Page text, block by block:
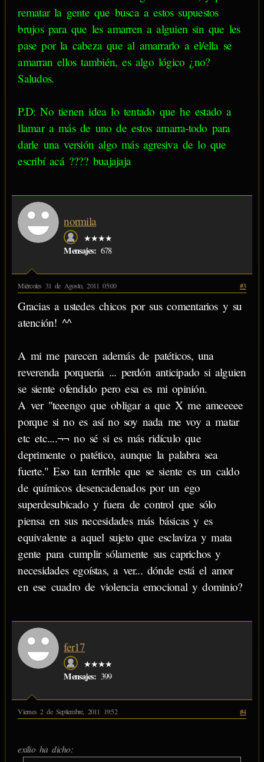
rematar la gente que busca a estos supuestos
brujos para que les amarren a alguien sin que les
pase por la cabeza que al amarrarlo a el/ella se
amarran ellos también, es algo lógico ¿no?
Saludos.
P.D: No tienen idea lo tentado que he estado a
llamar a más de uno de estos amarra-todo para
darle una versión algo más agresiva de lo que
escribí acá ???? buajajaja
normila
★★★★
Mensajes: 678
Miércoles 31 de Agosto, 2011 05:00 #3
Gracias a ustedes chicos por sus comentarios y su
atención! ^^
A mi me parecen además de patéticos, una
reverenda porquería ... perdón anticipado si alguien
se siente ofendido pero esa es mi opinión.
A ver "teeengo que obligar a que X me ameeeee
porque si no es así no soy nada me voy a matar
etc etc....¬¬ no sé si es más ridículo que
deprimente o patético, aunque la palabra sea
fuerte." Eso tan terrible que se siente es un caldo
de químicos desencadenados por un ego
superdesubicado y fuera de control que sólo
piensa en sus necesidades más básicas y es
equivalente a aquel sujeto que esclaviza y mata
gente para cumplir sólamente sus caprichos y
necesidades egoístas, a ver... dónde está el amor
en ese cuadro de violencia emocional y dominio?
fer17
★★★★
Mensajes: 399
Viernes 2 de Septiembre, 2011 19:52 #4
exilio ha dicho: